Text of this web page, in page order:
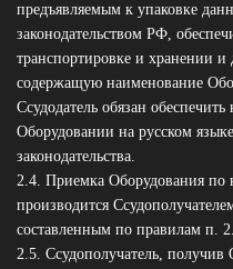
предъявляемым к упаковке
законодательством РФ,
транспортировке и хранении
содержащую наименование
Ссудодатель обязан
Оборудовании на русском
законодательства.
2.4. Приемка Оборудования по
производится
составленным по правилам п.
2.5. Ссудополучатель, получив